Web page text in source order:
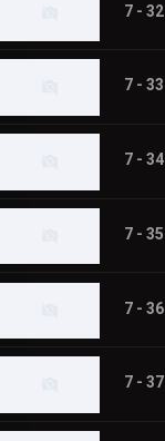
7 - 32
7 - 33
7 - 34
7 - 35
7 - 36
7 - 37